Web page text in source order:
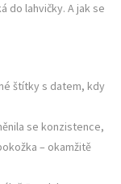
do lahvičky. A jak se
štítky s datem, kdy
se konzistence,
– okamžitě